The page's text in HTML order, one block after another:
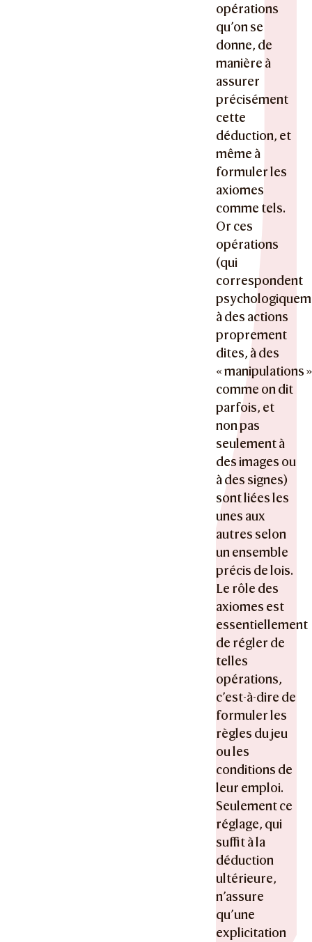
opérations
qu’on se
donne, de
manière à
assurer
précisément
cette
déduction, et
même à
formuler les
axiomes
comme tels.
Or ces
opérations
(qui
correspondent
à des actions
proprement
dites, à des
« manipulations »
comme on dit
parfois, et
non pas
seulement à
des images ou
à des signes)
sont liées les
unes aux
autres selon
un ensemble
précis de lois.
Le rôle des
axiomes est
essentiellement
de régler de
telles
opérations,
c’est-à-dire de
formuler les
règles du jeu
ou les
conditions de
leur emploi.
Seulement ce
réglage, qui
suffit à la
déduction
ultérieure,
n’assure
qu’une
explicitation